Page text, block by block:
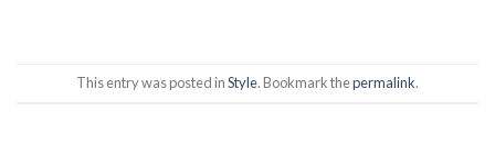
This entry was posted inStyle. Bookmark thepermalink.